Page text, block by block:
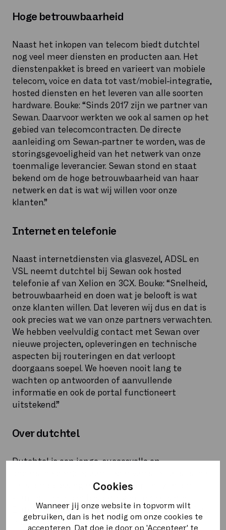
Cookies
Wanneer jij onze website in topvorm wilt
gebruiken, dan is het nodig om onze cookies te
accepteren. Dat doe je door op 'Accepteer' te
Hoge betrouwbaarheid
Naast het inkopen van telecom biedt dutchtel
nog veel meer diensten en producten aan. Het
dienstenpakket is breed en varieert van mobiele
telecom, voice en data tot vast/mobiel-integratie,
hosted diensten en het leveren van alle soorten
hardware. Bouke: “Sinds 2017 zijn we partner van
Sewan. Daarvoor werkten we ook al samen op het
gebied van telecomcontracten. De directe
aanleiding om Sewan-partner te worden, was de
storingsgevoeligheid van het netwerk van onze
toenmalige leverancier. Sewan stond en staat
bekend om de hoge betrouwbaarheid van haar
netwerk en dat is wat wij willen voor onze
klanten.”
Internet en telefonie
Naast internetdiensten via glasvezel, ADSL en
VSL neemt dutchtel bij Sewan ook hosted
telefonie af van Xelion en 3CX. Bouke: “Snelheid,
betrouwbaarheid en doen wat je belooft is wat
onze klanten willen. Dat leveren wij dus en dat is
ook precies wat we van onze partners verwachten.
We hebben veelvuldig contact met Sewan over
nieuwe projecten, opleveringen en technische
aspecten bij routeringen en dat verloopt
doorgaans soepel. We hoeven nooit lang te
wachten op antwoorden of aanvullende
informatie en ook de portal functioneert
uitstekend.”
Over dutchtel
Dutchtel is een jonge, succesvolle en
telecomoplossingen, die erop gericht zijn om
Dutchtel is daarbij gericht op efficiency, comfort,
innovatie en veiligheid. De klantrelatie,